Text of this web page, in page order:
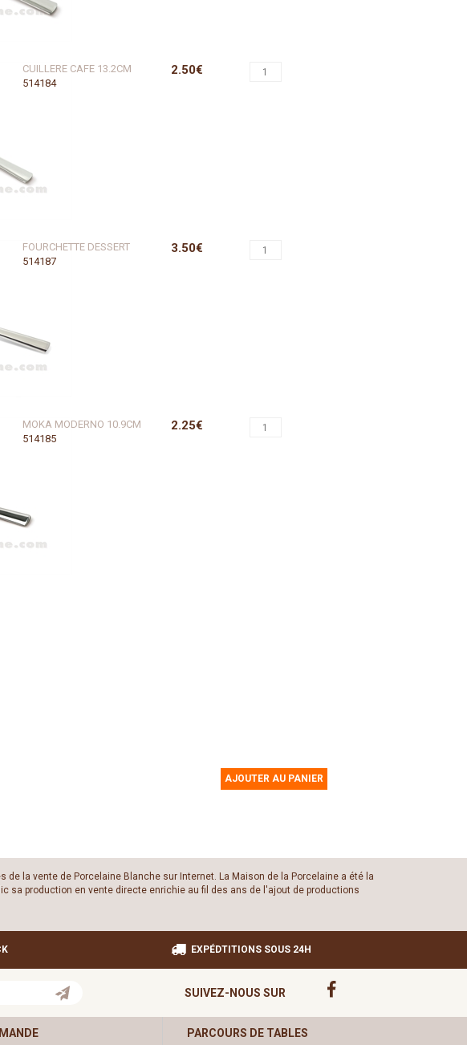
CUILLERE CAFE 13.2CM
514184
2.50€
FOURCHETTE DESSERT
514187
3.50€
MOKA MODERNO 10.9CM
514185
2.25€
AJOUTER AU PANIER
la vente de Porcelaine Blanche sur Internet. La Maison de la Porcelaine a été la
sa production en vente directe enrichie au fil des ans de l'ajout de productions
EXPÉDTITIONS SOUS 24H
SUIVEZ-NOUS SUR
PARCOURS DE TABLES